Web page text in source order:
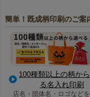
簡単！既成柄印刷のご案
100種類以上の柄か
る名入れ印刷
店名・団体名・ロゴなど